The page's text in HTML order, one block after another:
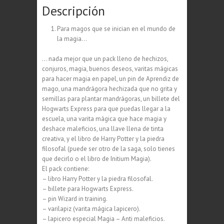
Descripción
Para magos que se inician en el mundo de
la magia…
… nada mejor que un pack lleno de hechizos,
conjuros, magia, buenos deseos, varitas mágicas
para hacer magia en papel, un pin de Aprendiz de
mago, una mandrágora hechizada que no grita y
semillas para plantar mandrágoras, un billete del
Hogwarts Express para que puedas llegar a la
escuela, una varita mágica que hace magia y
deshace maleficios, una llave llena de tinta
creativa, y el libro de Harry Potter y la piedra
filosofal (puede ser otro de la saga, solo tienes
que decirlo o el libro de Initium Magia).
El pack contiene:
– libro Harry Potter y la piedra filosofal.
– billete para Hogwarts Express.
– pin Wizard in training.
– varilapiz (varita mágica lapicero).
– lapicero especial Magia – Anti maleficios.